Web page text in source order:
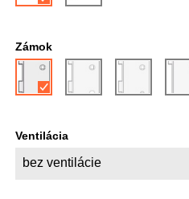
Zámok
Ventilácia
bez ventilácie